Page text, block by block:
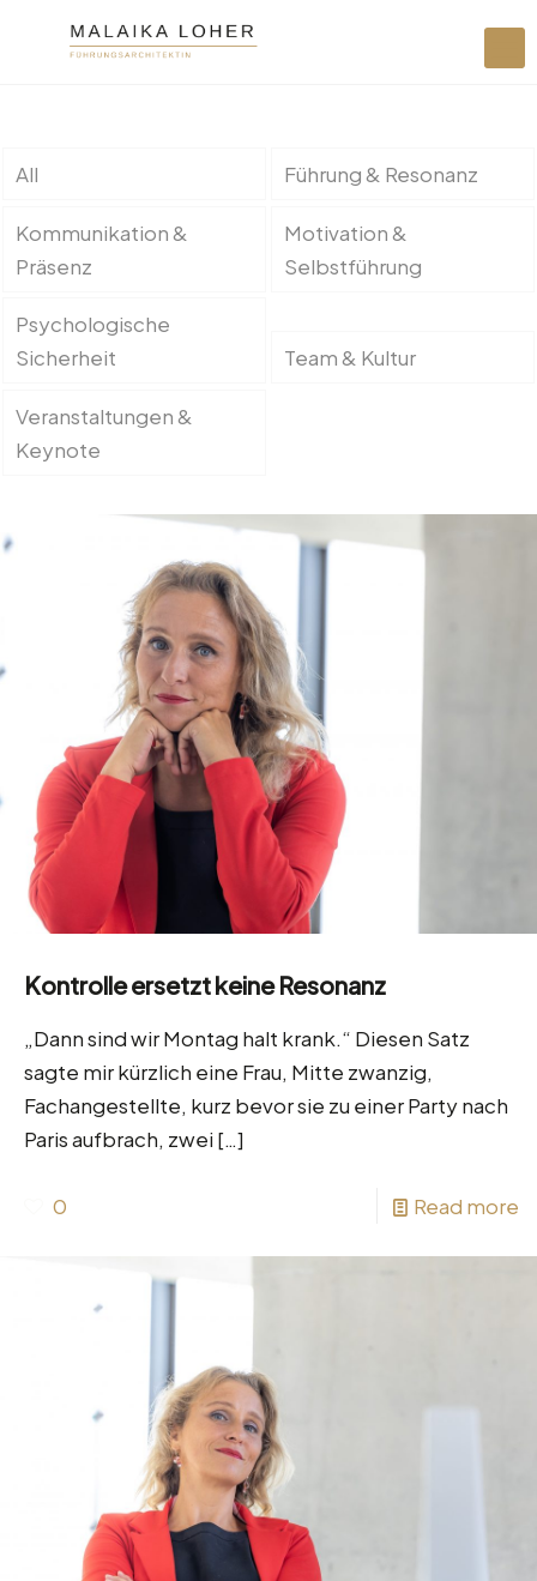
All Führung & Resonanz
Kommunikation &
Präsenz
Motivation &
Selbstführung
Psychologische
Sicherheit
Team & Kultur
Veranstaltungen &
Keynote
Kontrolle ersetzt keine Resonanz
„Dann sind wir Montag halt krank.“ Diesen Satz
sagte mir kürzlich eine Frau, Mitte zwanzig,
Fachangestellte, kurz bevor sie zu einer Party nach
Paris aufbrach, zwei […]
0 Read more